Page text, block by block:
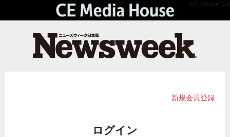
API Version 2.0
新規会員登録
ログイン